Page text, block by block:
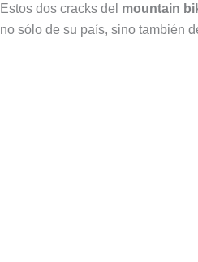
Estos dos cracks del mountain
no sólo de su país, sino también